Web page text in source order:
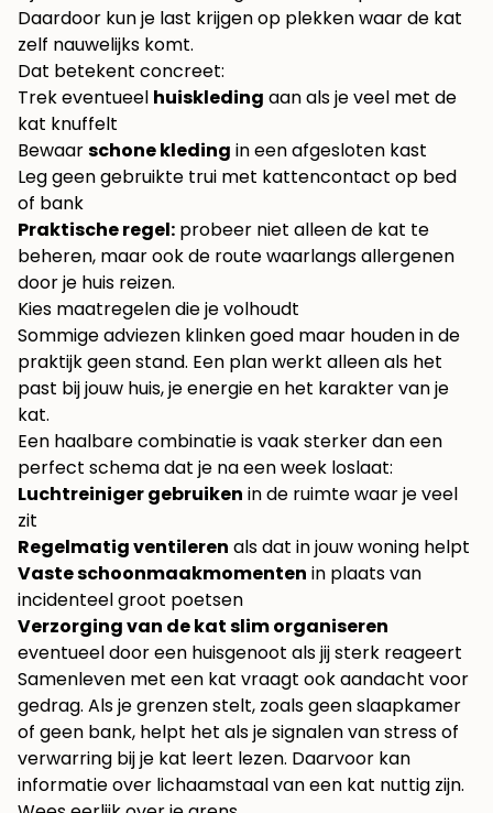
Daardoor kun je last krijgen op plekken waar de kat
zelf nauwelijks komt.
Dat betekent concreet:
Trek eventueel huiskleding aan als je veel met de
kat knuffelt
Bewaarschone kleding in een afgesloten kast
Leg geen gebruikte trui met kattencontact op bed
of bank
Praktische regel: probeer niet alleen de kat te
beheren, maar ook de route waarlangs allergenen
door je huis reizen.
Kies maatregelen die je volhoudt
Sommige adviezen klinken goed maar houden in de
praktijk geen stand. Een plan werkt alleen als het
past bij jouw huis, je energie en het karakter van je
kat.
Een haalbare combinatie is vaak sterker dan een
perfect schema dat je na een week loslaat:
Luchtreiniger gebruiken in de ruimte waar je veel
zit
Regelmatig ventileren als dat in jouw woning helpt
Vaste schoonmaakmomenten in plaats van
incidenteel groot poetsen
Verzorging van de kat slim organiseren
eventueel door een huisgenoot als jij sterk reageert
Samenleven met een kat vraagt ook aandacht voor
gedrag. Als je grenzen stelt, zoals geen slaapkamer
of geen bank, helpt het als je signalen van stress of
verwarring bij je kat leert lezen. Daarvoor kan
informatie over lichaamstaal van een kat nuttig zijn.